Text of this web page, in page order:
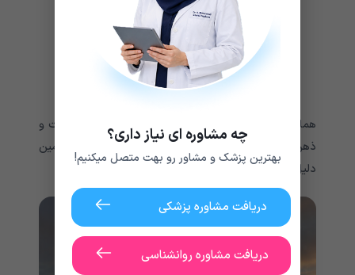
مهندس نرم افزار
مامور اجرای قانون
برنامه نویس کامپیوتر
دانشمند پزشکی قانونی
توسعه دهنده بازی های ویدیویی
همانطور که می بینید، این مشاغل نیاز به استفاده از دست و
ذهن خود، اغلب در ظرفیت فیزیکی دارند، و دقیقاً به همین
دلیل است که زنان ISTP آنها را انتخاب می کنند.
چه مشاوره ای نیاز داری؟
بهترین پزشک و مشاور رو بهت متصل میکنیم!
دریافت مشاوره پزشکی
دریافت مشاوره روانشناسی